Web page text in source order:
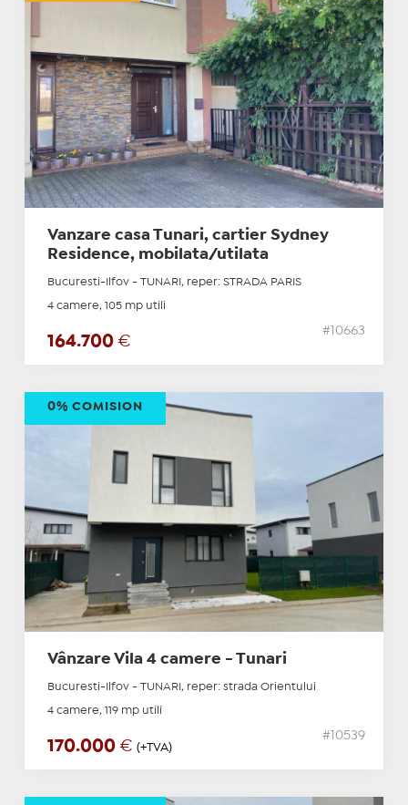
Vanzare casa Tunari, cartier Sydney
Residence, mobilata/utilata
Bucuresti-Ilfov - TUNARI, reper: STRADA PARIS
4 camere, 105 mp utili
164.700 €
#10663
Vânzare Vila 4 camere - Tunari
Bucuresti-Ilfov - TUNARI, reper: strada Orientului
4 camere, 119 mp utili
170.000 € (+TVA)
#10539
0% COMISION